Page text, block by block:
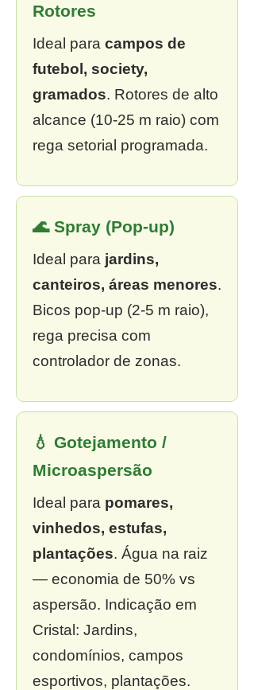
Rotores
Ideal para campos de
futebol, society,
gramados. Rotores de alto
alcance (10-25 m raio) com
rega setorial programada.
🌊 Spray (Pop-up)
Ideal para jardins,
canteiros, áreas menores.
Bicos pop-up (2-5 m raio),
rega precisa com
controlador de zonas.
💧 Gotejamento /
Microaspersão
Ideal para pomares,
vinhedos, estufas,
plantações. Água na raiz
— economia de 50% vs
aspersão. Indicação em
Cristal: Jardins,
condomínios, campos
esportivos, plantações.